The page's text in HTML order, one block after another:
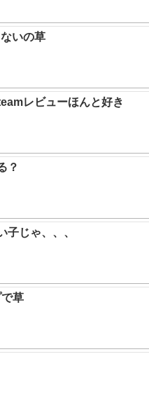
いの草
レビューほんと好き
？
子じゃ、、、
草